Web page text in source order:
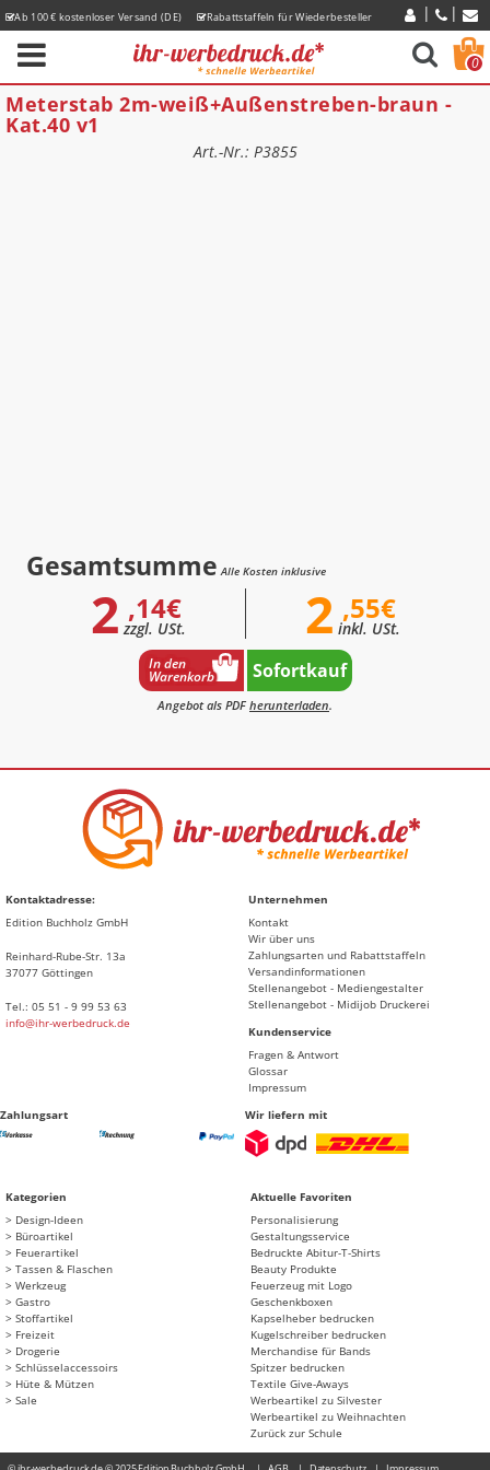
Ab 100 € kostenloser Versand (DE)
Rabattstaffeln für Wiederbesteller
0
Meterstab 2m-weiß+Außenstreben-braun -
Kat.40 v1
Art.-Nr.: P3855
Gesamtsumme Alle Kosten inklusive
2 ,14€
zzgl. USt. 2 ,55€
inkl. USt.
In den
Warenkorb Sofortkauf
Angebot als PDF herunterladen.
Kontaktadresse:
Edition Buchholz GmbH
Reinhard-Rube-Str. 13a
37077 Göttingen
Tel.: 05 51 - 9 99 53 63
info@ihr-werbedruck.de
Unternehmen
Kontakt
Wir über uns
Zahlungsarten und Rabattstaffeln
Versandinformationen
Stellenangebot - Mediengestalter
Stellenangebot - Midijob Druckerei
Kundenservice
Fragen & Antwort
Glossar
Impressum
Wir liefern mit
Zahlungsart
Kategorien
Design-Ideen
Büroartikel
Feuerartikel
Tassen & Flaschen
Werkzeug
Gastro
Stoffartikel
Freizeit
Drogerie
Schlüsselaccessoirs
Hüte & Mützen
Sale
Aktuelle Favoriten
Personalisierung
Gestaltungsservice
Bedruckte Abitur-T-Shirts
Beauty Produkte
Feuerzeug mit Logo
Geschenkboxen
Kapselheber bedrucken
Kugelschreiber bedrucken
Merchandise für Bands
Spitzer bedrucken
Textile Give-Aways
Werbeartikel zu Silvester
Werbeartikel zu Weihnachten
Zurück zur Schule